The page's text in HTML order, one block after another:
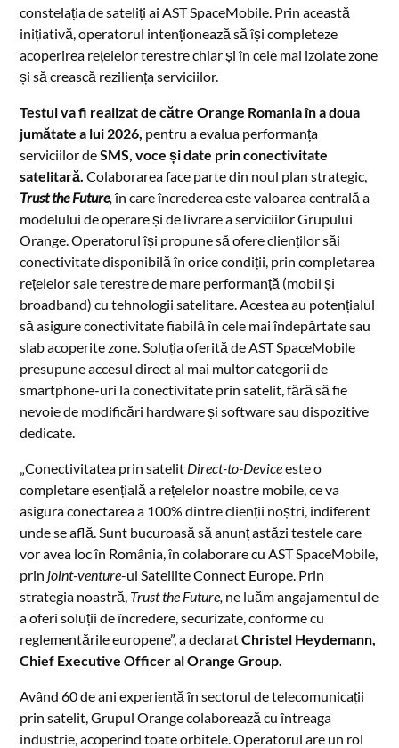
constelația de sateliți ai AST SpaceMobile. Prin această
inițiativă, operatorul intenționează să își completeze
acoperirea rețelelor terestre chiar și în cele mai izolate zone
și să crească reziliența serviciilor.
Testul va fi realizat de către Orange Romania în a doua
jumătate a lui 2026, pentru a evalua performanța
serviciilor deSMS, voce și date prin conectivitate
satelitară. Colaborarea face parte din noul plan strategic,
Trust the Future,în care încrederea este valoarea centrală a
modelului de operare și de livrare a serviciilor Grupului
Orange. Operatorul își propune să ofere clienților săi
conectivitate disponibilă în orice condiții, prin completarea
rețelelor sale terestre de mare performanță (mobil și
broadband) cu tehnologii satelitare. Acestea au potențialul
să asigure conectivitate fiabilă în cele mai îndepărtate sau
slab acoperite zone. Soluția oferită de AST SpaceMobile
presupune accesul direct al mai multor categorii de
smartphone-uri la conectivitate prin satelit, fără să fie
nevoie de modificări hardware și software sau dispozitive
dedicate.
„Conectivitatea prin satelit Direct-to-Deviceeste o
completare esențială a rețelelor noastre mobile, ce va
asigura conectarea a 100% dintre clienții noștri, indiferent
unde se află. Sunt bucuroasă să anunț astăzi testele care
vor avea loc în România, în colaborare cu AST SpaceMobile,
prin joint-venture-ul Satellite Connect Europe. Prin
strategia noastră, Trust the Future, ne luăm angajamentul de
a oferi soluții de încredere, securizate, conforme cu
reglementările europene”, a declaratChristel Heydemann,
Chief Executive Officeral Orange Group.
Având 60 de ani experiență în sectorul de telecomunicații
prin satelit, Grupul Orange colaborează cu întreaga
industrie, acoperind toate orbitele. Operatorul are un rol